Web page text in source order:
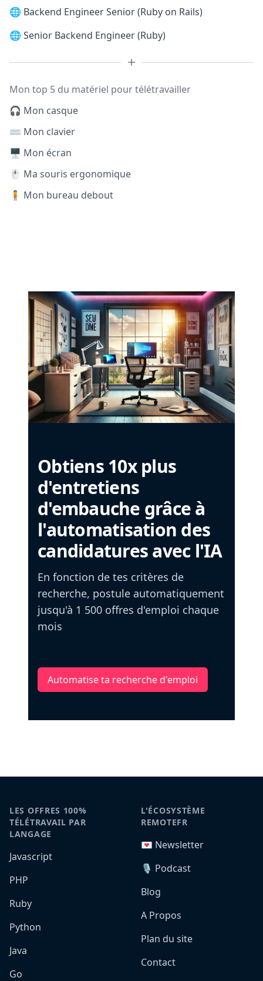
🌐 Backend Engineer Senior (Ruby on Rails)
🌐 Senior Backend Engineer (Ruby)
Mon top 5 du matériel pour télétravailler
🎧 Mon casque
⌨️ Mon clavier
🖥️ Mon écran
🖱️ Ma souris ergonomique
🧍 Mon bureau debout
Obtiens 10x plus
d'entretiens
d'embauche grâce à
l'automatisation des
candidatures avec l'IA
En fonction de tes critères de
recherche, postule automatiquement
jusqu'à 1 500 offres d'emploi chaque
mois
Automatise ta recherche d'emploi
LES OFFRES 100%
TÉLÉTRAVAIL PAR
LANGAGE
Javascript
PHP
Ruby
Python
Java
Go
L'ÉCOSYSTÈME
REMOTEFR
💌 Newsletter
🎙️ Podcast
Blog
A Propos
Plan du site
Contact